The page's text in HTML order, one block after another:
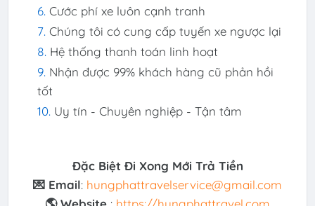
Cước phí xe luôn cạnh tranh
Chúng tôi có cung cấp tuyến xe ngược lại
Hệ thống thanh toán linh hoạt
Nhận được 99% khách hàng cũ phản hồi
tốt
Uy tín - Chuyên nghiệp - Tận tâm
Đặc Biệt Đi Xong Mới Trả Tiền
💌 Email: hungphattravelservice@gmail.com